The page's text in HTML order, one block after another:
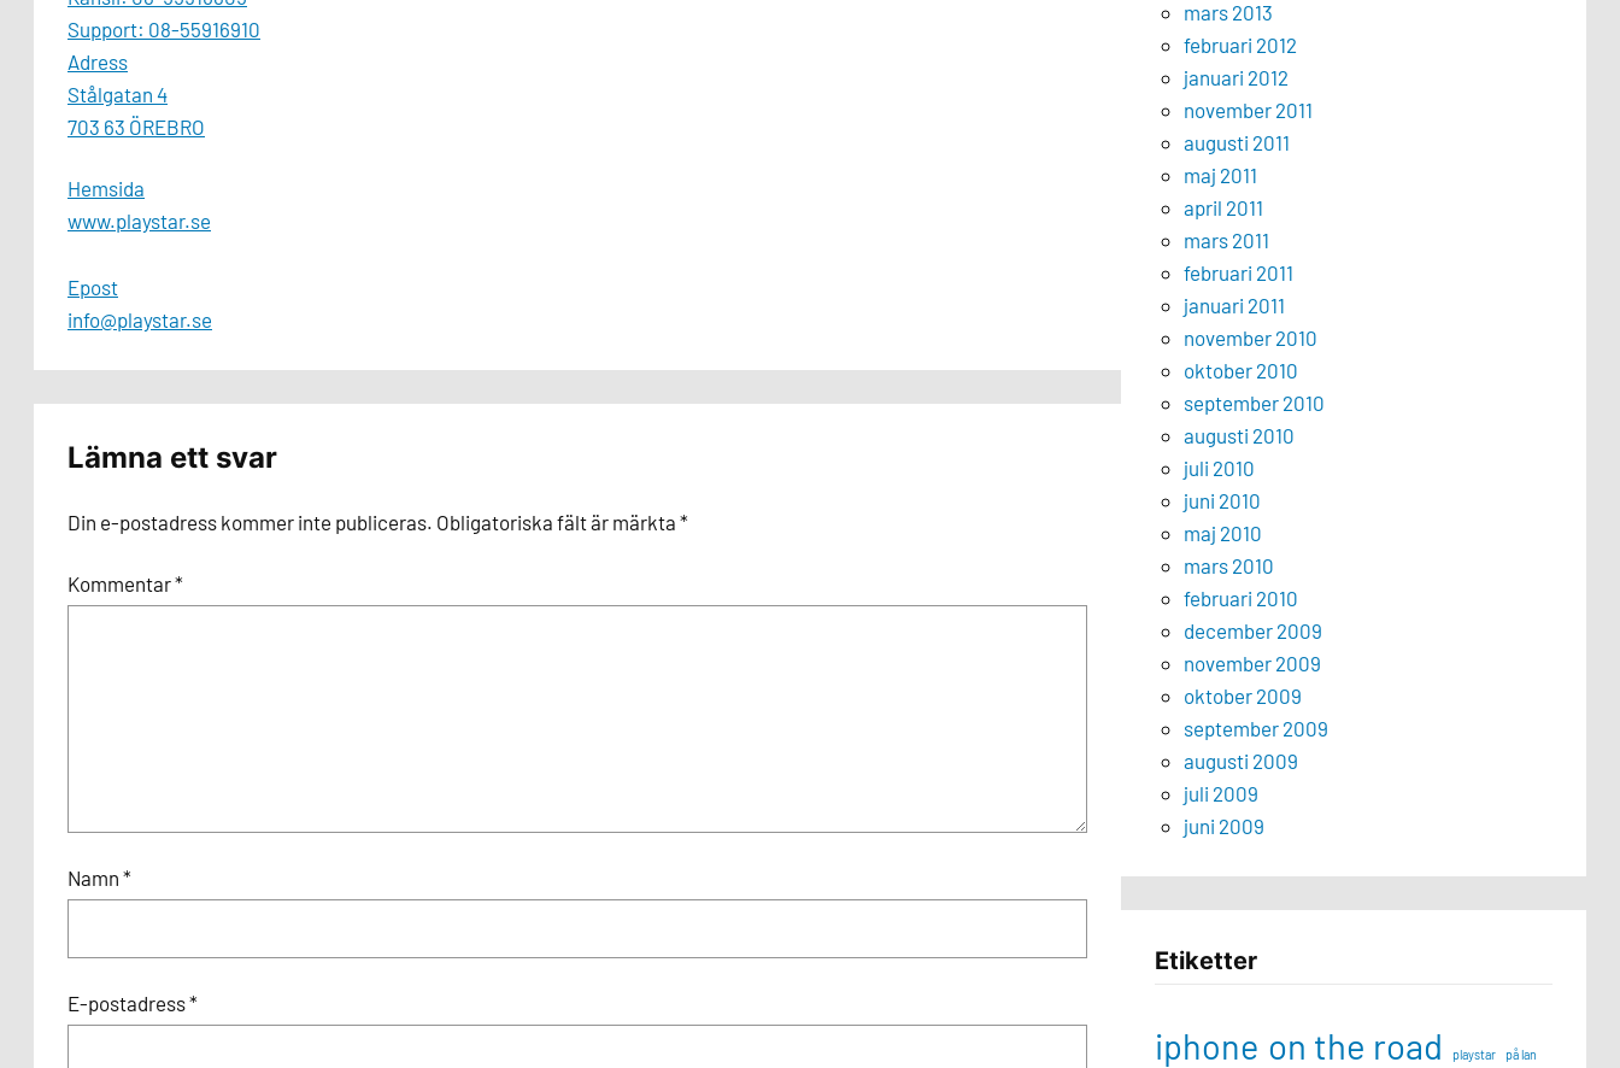
Support: 08-55916910
Adress
Stålgatan 4
703 63 ÖREBRO
Hemsida
www.playstar.se
Epost
info@playstar.se
Lämna ett svar
Din e-postadress kommer inte publiceras. Obligatoriska fält är märkta *
Kommentar*
Namn *
E-postadress*
mars 2013
februari 2012
januari 2012
november 2011
augusti 2011
maj 2011
april 2011
mars 2011
februari 2011
januari 2011
november 2010
oktober 2010
september 2010
augusti 2010
juli 2010
juni 2010
maj 2010
mars 2010
februari 2010
december 2009
november 2009
oktober 2009
september 2009
augusti 2009
juli 2009
juni 2009
Etiketter
iphone on the road playstar på lan